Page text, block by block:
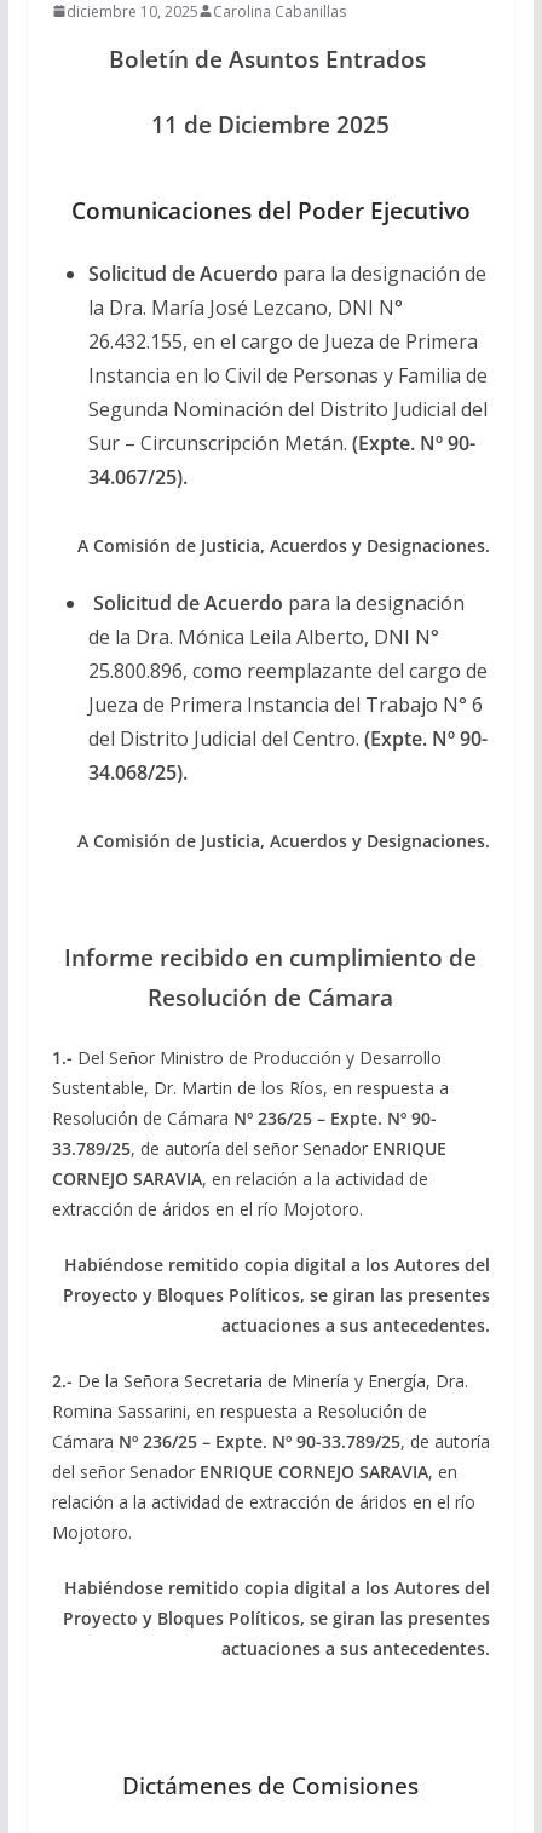
diciembre 10, 2025 Carolina Cabanillas
Boletín de Asuntos Entrados
11 de Diciembre 2025
Comunicaciones del Poder Ejecutivo
Solicitud de Acuerdo para la designación de
la Dra. María José Lezcano, DNI N°
26.432.155, en el cargo de Jueza de Primera
Instancia en lo Civil de Personas y Familia de
Segunda Nominación del Distrito Judicial del
Sur – Circunscripción Metán. (Expte. Nº 90-
34.067/25).
A Comisión de Justicia, Acuerdos y Designaciones.
Solicitud de Acuerdo para la designación
de la Dra. Mónica Leila Alberto, DNI N°
25.800.896, como reemplazante del cargo de
Jueza de Primera Instancia del Trabajo N° 6
del Distrito Judicial del Centro. (Expte. Nº 90-
34.068/25).
A Comisión de Justicia, Acuerdos y Designaciones.
Informe recibido en cumplimiento de
Resolución de Cámara
1.- Del Señor Ministro de Producción y Desarrollo
Sustentable, Dr. Martin de los Ríos, en respuesta a
Resolución de Cámara Nº 236/25 – Expte. Nº 90-
33.789/25, de autoría del señor Senador ENRIQUE
CORNEJO SARAVIA, en relación a la actividad de
extracción de áridos en el río Mojotoro.
Habiéndose remitido copia digital a los Autores del
Proyecto y Bloques Políticos, se giran las presentes
actuaciones a sus antecedentes.
2.- De la Señora Secretaria de Minería y Energía, Dra.
Romina Sassarini, en respuesta a Resolución de
Cámara Nº 236/25 – Expte. Nº 90-33.789/25, de autoría
del señor Senador ENRIQUE CORNEJO SARAVIA, en
relación a la actividad de extracción de áridos en el río
Mojotoro.
Habiéndose remitido copia digital a los Autores del
Proyecto y Bloques Políticos, se giran las presentes
actuaciones a sus antecedentes.
Dictámenes de Comisiones